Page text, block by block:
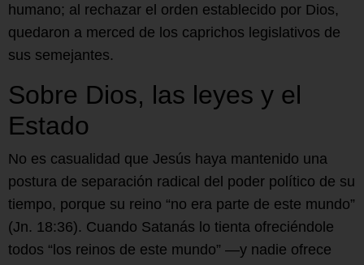
humano; al rechazar el orden establecido por Dios,
quedaron a merced de los caprichos legislativos de
sus semejantes.
Sobre Dios, las leyes y el
Estado
No es casualidad que Jesús haya mantenido una
postura de separación radical del poder político de su
tiempo, porque su reino “no era parte de este mundo”
(Jn. 18:36). Cuando Satanás lo tienta ofreciéndole
todos “los reinos de este mundo” —y nadie ofrece